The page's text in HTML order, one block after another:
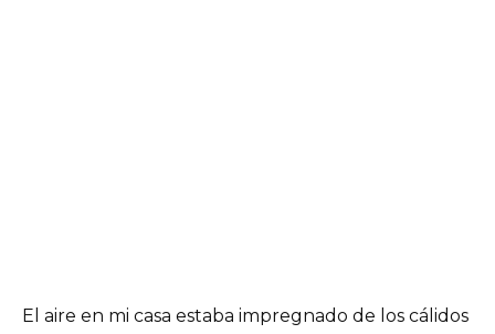
El aire en mi casa estaba impregnado de los cálidos